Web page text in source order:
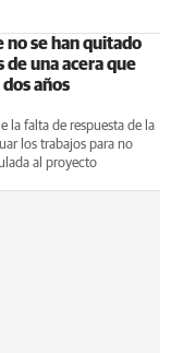
no se han quitado
una acera que
años
la falta de respuesta de la
los trabajos para no
al proyecto